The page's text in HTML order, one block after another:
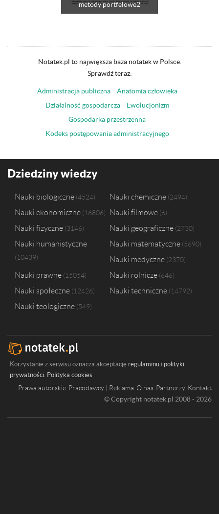
metody portfelowe2
Notatek.pl to największa baza notatek w Polsce.
Sprawdź teraz:
Administracja publiczna
Anatomia człowieka
Działalność gospodarcza
Ewolucjonizm
Gospodarka przestrzenna
Kodeks postępowania administracyjnego
Dziedziny wiedzy
Nauki biologiczne 4524 Nauki chemiczne 2494
Nauki ekonomiczne 16806 Nauki filmowe 6
Nauki fizyczne 3146 Nauki geograficzne 2730
Nauki humanistyczne
10439
Nauki matematyczne 5690
Nauki medyczne 2370
Nauki prawne 15054 Nauki rolnicze 646
Nauki społeczne 12426 Nauki techniczne 14792
Nauki teologiczne 549
Korzystanie z serwisu oznacza akceptację regulaminu i polityki
prywatności. Polityka cookies
Prawa autorskie Pracodawcy | Reklama O nas Partnerzy Kontakt
© Copyright notatek.pl 2008 - 2026